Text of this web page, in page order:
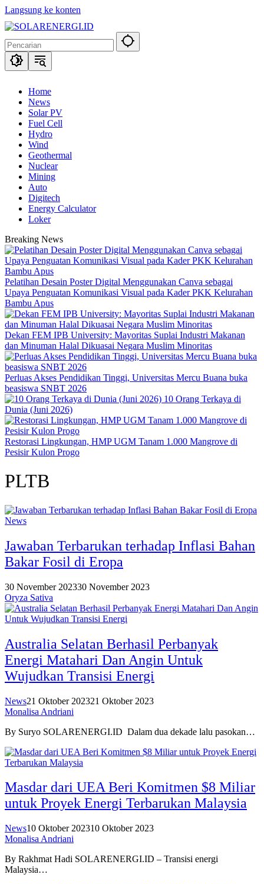
Langsung ke konten
Home
News
Solar PV
Fuel Cell
Hydro
Wind
Geothermal
Nuclear
Mining
Auto
Digitech
Energy Calculator
Loker
Breaking News
Pelatihan Desain Poster Digital Menggunakan Canva sebagai
Upaya Penguatan Komunikasi Visual pada Kader PKK Kelurahan
Bambu Apus
Dekan FEM IPB University: Mayoritas Suplai Industri Makanan
dan Minuman Halal Dikuasai Negara Muslim Minoritas
Perluas Akses Pendidikan Tinggi, Universitas Mercu Buana buka
beasiswa SNBT 2026
10 Orang Terkaya di
Dunia (Juni 2026)
Restorasi Lingkungan, HMP UGM Tanam 1.000 Mangrove di
Pesisir Kulon Progo
PLTB
News
Jawaban Terbarukan terhadap Inflasi Bahan
Bakar Fosil di Eropa
30 November 202330 November 2023
Oryza Sativa
Australia Selatan Berhasil Perbanyak
Energi Matahari Dan Angin Untuk
Wujudkan Transisi Energi
News21 Oktober 202321 Oktober 2023
Monalisa Andriani
By Suryo SOLARENERGI.ID Dalam dua dekade lalu pasokan…
Masdar dari UEA Beri Komitmen $8 Miliar
untuk Proyek Energi Terbarukan Malaysia
News10 Oktober 202310 Oktober 2023
Monalisa Andriani
By Rakhmat Hadi SOLARENERGI.ID – Transisi energi
Malaysia…